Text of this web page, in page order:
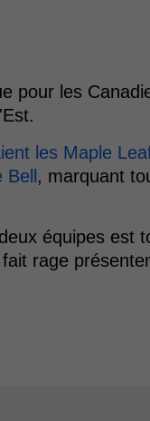
pour les
les Maple
, marquant
équipes est
rage